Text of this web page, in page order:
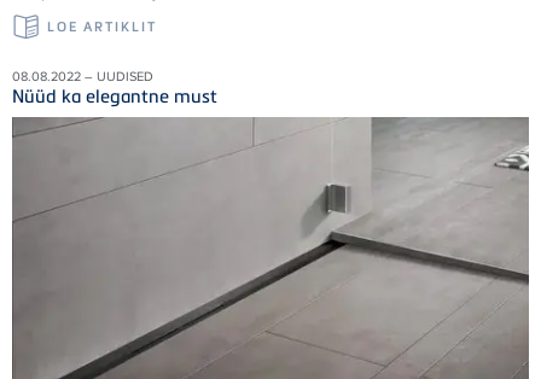
LOE ARTIKLIT
08.08.2022 – UUDISED
Nüüd ka elegantne must